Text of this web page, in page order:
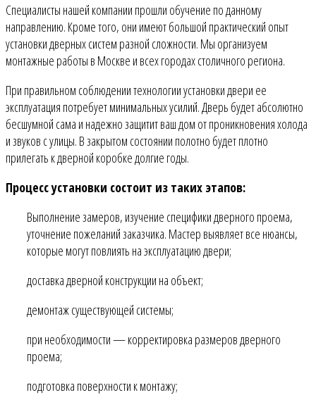
Специалисты нашей компании прошли обучение по данному
направлению. Кроме того, они имеют большой практический опыт
установки дверных систем разной сложности. Мы организуем
монтажные работы в Москве и всех городах столичного региона.
При правильном соблюдении технологии установки двери ее
эксплуатация потребует минимальных усилий. Дверь будет абсолютно
бесшумной сама и надежно защитит ваш дом от проникновения холода
и звуков с улицы. В закрытом состоянии полотно будет плотно
прилегать к дверной коробке долгие годы.
Процесс установки состоит из таких этапов:
Выполнение замеров, изучение специфики дверного проема,
уточнение пожеланий заказчика. Мастер выявляет все нюансы,
которые могут повлиять на эксплуатацию двери;
доставка дверной конструкции на объект;
демонтаж существующей системы;
при необходимости — корректировка размеров дверного
проема;
подготовка поверхности к монтажу;